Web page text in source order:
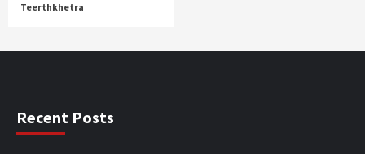
Teerthkhetra
Recent Posts